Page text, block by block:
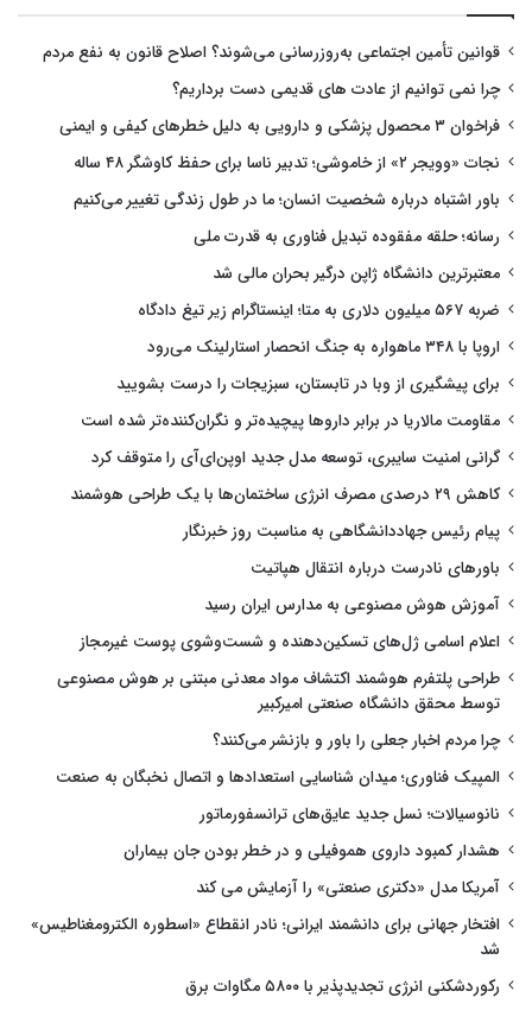
قوانین تأمین اجتماعی به‌روزرسانی می‌شوند؟ اصلاح قانون به نفع مردم
چرا نمی توانیم از عادت های قدیمی دست برداریم؟
فراخوان ۳ محصول پزشکی و دارویی به دلیل خطرهای کیفی و ایمنی
نجات «وویجر ۲» از خاموشی؛ تدبیر ناسا برای حفظ کاوشگر ۴۸ ساله
باور اشتباه درباره شخصیت انسان؛ ما در طول زندگی تغییر می‌کنیم
رسانه؛ حلقه مفقوده تبدیل فناوری به قدرت ملی
معتبرترین دانشگاه ژاپن درگیر بحران مالی شد
ضربه ۵۶۷ میلیون دلاری به متا؛ اینستاگرام زیر تیغ دادگاه
اروپا با ۳۴۸ ماهواره به جنگ انحصار استارلینک می‌رود
برای پیشگیری از وبا در تابستان، سبزیجات را درست بشویید
مقاومت مالاریا در برابر داروها پیچیده‌تر و نگران‌کننده‌تر شده است
گرانی امنیت سایبری، توسعه مدل جدید اوپن‌ای‌آی را متوقف کرد
کاهش ۲۹ درصدی مصرف انرژی ساختمان‌ها با یک طراحی هوشمند
پیام رئیس جهاددانشگاهی به مناسبت روز خبرنگار
باورهای نادرست درباره انتقال هپاتیت
آموزش هوش مصنوعی به مدارس ایران رسید
اعلام اسامی ژل‌های تسکین‌دهنده و شست‌وشوی پوست غیرمجاز
طراحی پلتفرم هوشمند اکتشاف مواد معدنی مبتنی بر هوش مصنوعی
توسط محقق دانشگاه صنعتی امیرکبیر
چرا مردم اخبار جعلی را باور و بازنشر می‌کنند؟
المپیک فناوری؛ میدان شناسایی استعدادها و اتصال نخبگان به صنعت
نانوسیالات؛ نسل جدید عایق‌های ترانسفورماتور
هشدار کمبود داروی هموفیلی و در خطر بودن جان بیماران
آمریکا مدل «دکتری صنعتی» را آزمایش می کند
افتخار جهانی برای دانشمند ایرانی؛ نادر انقطاع «اسطوره الکترومغناطیس»
شد
رکوردشکنی انرژی تجدیدپذیر با ۵۸۰۰ مگاوات برق